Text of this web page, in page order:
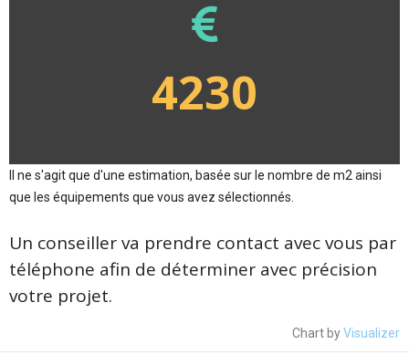
4230
Il ne s'agit que d'une estimation, basée sur le nombre de m2 ainsi
que les équipements que vous avez sélectionnés.
Un conseiller va prendre contact avec vous par
téléphone afin de déterminer avec précision
votre projet.
Chart byVisualizer